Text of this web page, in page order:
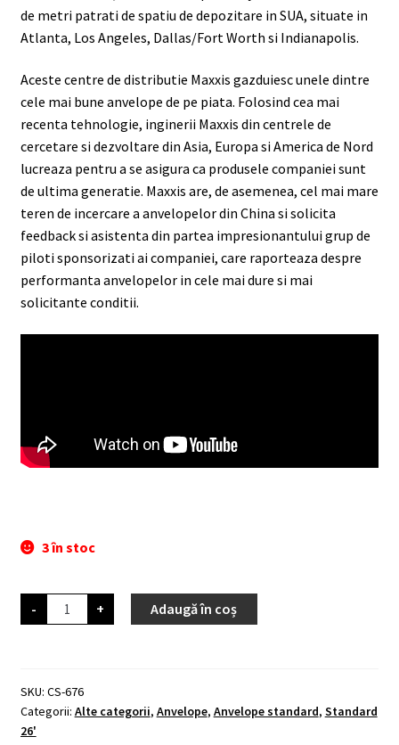
de metri patrati de spatiu de depozitare in SUA, situate in
Atlanta, Los Angeles, Dallas/Fort Worth si Indianapolis.
Aceste centre de distributie Maxxis gazduiesc unele dintre
cele mai bune anvelope de pe piata. Folosind cea mai
recenta tehnologie, inginerii Maxxis din centrele de
cercetare si dezvoltare din Asia, Europa si America de Nord
lucreaza pentru a se asigura ca produsele companiei sunt
de ultima generatie. Maxxis are, de asemenea, cel mai mare
teren de incercare a anvelopelor din China si solicita
feedback si asistenta din partea impresionantului grup de
piloti sponsorizati ai companiei, care raporteaza despre
performanta anvelopelor in cele mai dure si mai
solicitante conditii.
3 în stoc
-
Cantitate
MAXXIS
TIRE
+ Adaugă în coș
SKU: CS-676
Categorii: Alte categorii, Anvelope, Anvelope standard, Standard
26'